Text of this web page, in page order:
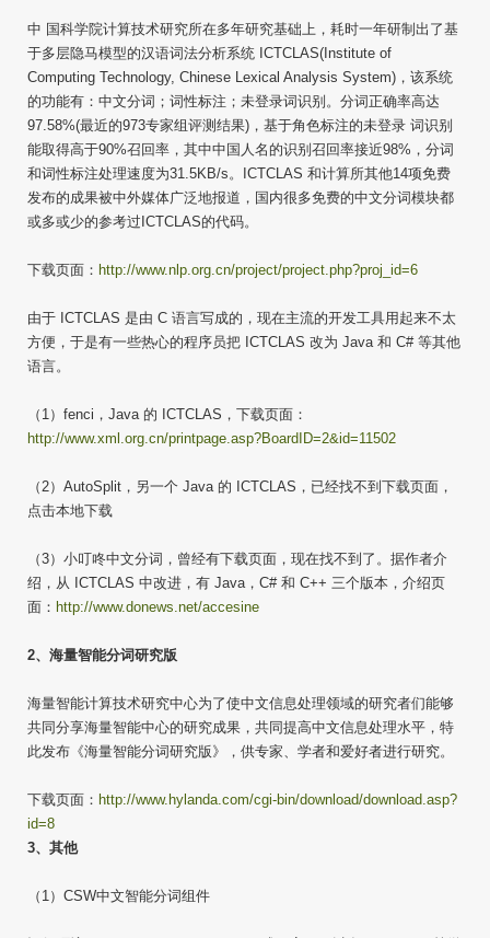
中 国科学院计算技术研究所在多年研究基础上，耗时一年研制出了基
于多层隐马模型的汉语词法分析系统 ICTCLAS(Institute of
Computing Technology, Chinese Lexical Analysis System)，该系统
的功能有：中文分词；词性标注；未登录词识别。分词正确率高达
97.58%(最近的973专家组评测结果)，基于角色标注的未登录 词识别
能取得高于90%召回率，其中中国人名的识别召回率接近98%，分词
和词性标注处理速度为31.5KB/s。ICTCLAS 和计算所其他14项免费
发布的成果被中外媒体广泛地报道，国内很多免费的中文分词模块都
或多或少的参考过ICTCLAS的代码。
下载页面： http://www.nlp.org.cn/project/project.php?proj_id=6
由于 ICTCLAS 是由 C 语言写成的，现在主流的开发工具用起来不太
方便，于是有一些热心的程序员把 ICTCLAS 改为 Java 和 C# 等其他
语言。
（1）fenci，Java 的 ICTCLAS，下载页面：
http://www.xml.org.cn/printpage.asp?BoardID=2&id=11502
（2）AutoSplit，另一个 Java 的 ICTCLAS，已经找不到下载页面，
点击本地下载
（3）小叮咚中文分词，曾经有下载页面，现在找不到了。据作者介
绍，从 ICTCLAS 中改进，有 Java，C# 和 C++ 三个版本，介绍页
面： http://www.donews.net/accesine
2、海量智能分词研究版
海量智能计算技术研究中心为了使中文信息处理领域的研究者们能够
共同分享海量智能中心的研究成果，共同提高中文信息处理水平，特
此发布《海量智能分词研究版》，供专家、学者和爱好者进行研究。
下载页面： http://www.hylanda.com/cgi-bin/download/download.asp?
id=8
3、其他
（1）CSW中文智能分词组件